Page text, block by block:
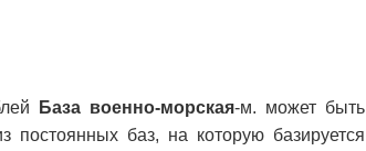
База военно-морская-м. может быть
баз, на которую базируется